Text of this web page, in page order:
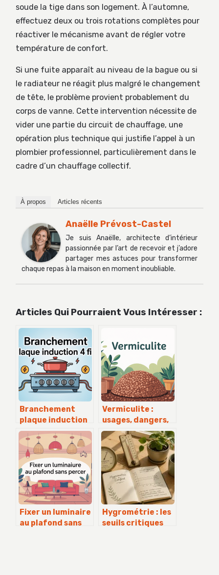
soude la tige dans son logement. À l’automne,
effectuez deux ou trois rotations complètes pour
réactiver le mécanisme avant de régler votre
température de confort.
Si une fuite apparaît au niveau de la bague ou si
le radiateur ne réagit plus malgré le changement
de tête, le problème provient probablement du
corps de vanne. Cette intervention nécessite de
vider une partie du circuit de chauffage, une
opération plus technique qui justifie l’appel à un
plombier professionnel, particulièrement dans le
cadre d’un chauffage collectif.
À propos Articles récents
Anaëlle Prévost-Castel
Je suis Anaëlle, architecte d’intérieur
passionnée par l’art de recevoir et j’adore
partager mes astuces pour transformer
chaque repas à la maison en moment inoubliable.
Articles Qui Pourraient Vous Intéresser :
Branchement
plaque induction
4 fils : le guide
clair pour un
raccordement sûr
Vermiculite :
usages, dangers,
alternatives et
conseils pratiques
Fixer un luminaire
au plafond sans
Hygrométrie : les
seuils critiques